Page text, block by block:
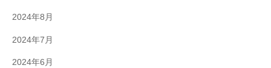
2024年8月
2024年7月
2024年6月